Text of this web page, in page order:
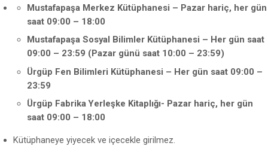
Mustafapaşa Merkez Kütüphanesi – Pazar hariç, her gün
saat 09:00 – 18:00
Mustafapaşa Sosyal Bilimler Kütüphanesi – Her gün saat
09:00 – 23:59 (Pazar günü saat 10:00 – 23:59)
Ürgüp Fen Bilimleri Kütüphanesi – Her gün saat 09:00 –
23:59
Ürgüp Fabrika Yerleşke Kitaplığı- Pazar hariç, her gün
saat 09:00 – 18:00
Kütüphaneye yiyecek ve içecekle girilmez.